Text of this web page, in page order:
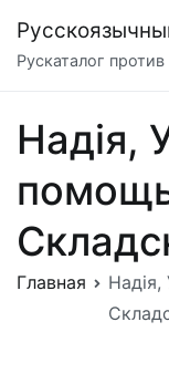
содержимому
Рускаталог
Надія,
Главная